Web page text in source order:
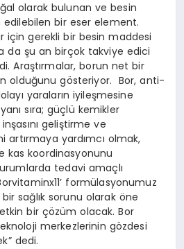
olarak bulunan ve besin
bir eser element.
için gerekli bir besin maddesi
da şu an birçok takviye edici
Araştırmalar, borun net bir
olduğunu gösteriyor. Bor, anti-
yaraların iyileşmesine
sıra; güçlü kemikler
geliştirme ve
yardımcı olmak,
kas koordinasyonunu
tedavi amaçlı
formülasyonumuz
sağlık sorunu olarak öne
bir çözüm olacak. Bor
merkezlerinin gözdesi
dedi.